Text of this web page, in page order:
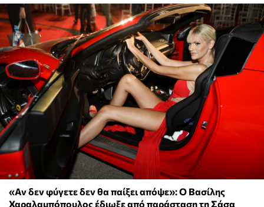
«Αν δεν φύγετε δεν θα παίξει απόψε»: Ο Βασίλης
Χαραλαμπόπουλος έδιωξε από παράσταση τη Σάσα